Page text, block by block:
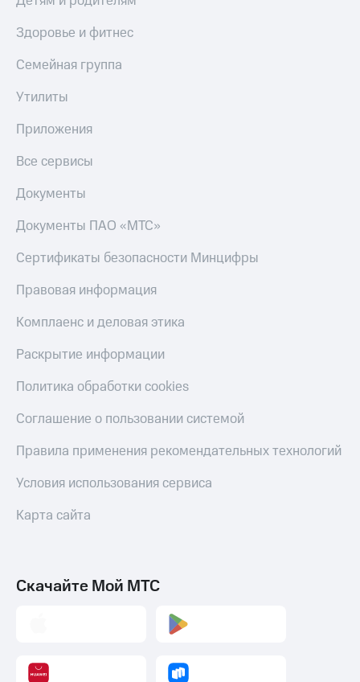
Здоровье и фитнес
Семейная группа
Утилиты
Приложения
Все сервисы
Документы
Документы ПАО «МТС»
Сертификаты безопасности Минцифры
Правовая информация
Комплаенс и деловая этика
Раскрытие информации
Политика обработки cookies
Соглашение о пользовании системой
Правила применения рекомендательных технологий
Условия использования сервиса
Карта сайта
Скачайте Мой МТС